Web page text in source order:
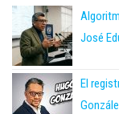
José
El